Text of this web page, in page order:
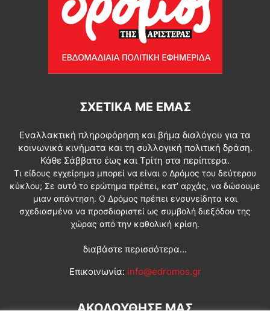
ΣΧΕΤΙΚΆ ΜΕ ΕΜΆΣ
Εναλλακτική πληροφόρηση και βήμα διαλόγου για τα
κοινωνικά κινήματα και τη συλλογική πολιτική δράση.
Κάθε Σάββατο έως και Τρίτη στα περίπτερα.
Τι είδους εγχείρημα μπορεί να είναι ο Δρόμος του δεύτερου
κύκλου; Σε αυτό το ερώτημα πρέπει, κατ’ αρχάς, να δώσουμε
μιαν απάντηση. Ο Δρόμος πρέπει ενσυνείδητα και
σχεδιασμένα να προσδιοριστεί ως συμβολή διεξόδου της
χώρας από την καθολική κρίση.
διαβάστε περισσότερα...
Επικοινωνία: info@edromos.gr